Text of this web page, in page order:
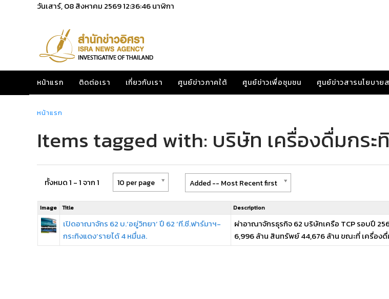
วันเสาร์, 08 สิงหาคม 256912:36:46นาฬิกา
หน้าแรก ติดต่อเรา เกี่ยวกับเรา ศูนย์ข่าวภาคใต้ ศูนย์ข่าวเพื่อชุมชน ศูนย์ข่าวสารนโยบาย
หน้าแรก
Items tagged with: บริษัท เครื่องดื่มกระ
ทั้งหมด 1 - 1 จาก 1 10 per page Added -- Most Recent first
Image Title Description
เปิดอาณาจักร 62 บ.‘อยู่วิทยา’ ปี 62 ‘ที.ซี.ฟาร์มาฯ-
กระทิงแดง’รายได้ 4 หมื่นล.
ผ่าอาณาจักรธุรกิจ 62 บริษัทเครือ TCP รอบปี
6,996 ล้าน สินทรัพย์ 44,676 ล้าน ขณะที่ เครื่องดื่